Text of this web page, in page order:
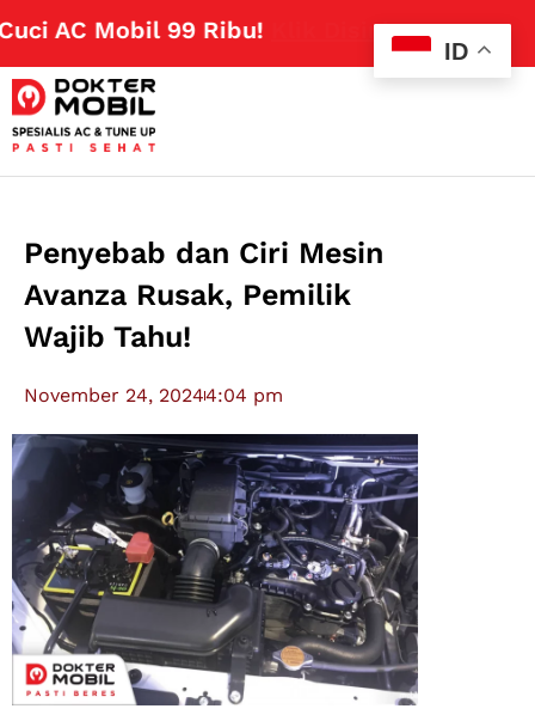
AC Mobil 99 Ribu!Klik Disini
Penyebab dan Ciri Mesin
Avanza Rusak, Pemilik
Wajib Tahu!
November 24, 20244:04 pm
ID